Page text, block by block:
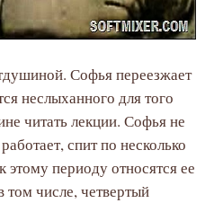
Софья переезжает
неслыханного для того
читать лекции. Софья не
спит по несколько
этому периоду относятся ее
том числе, четвертый